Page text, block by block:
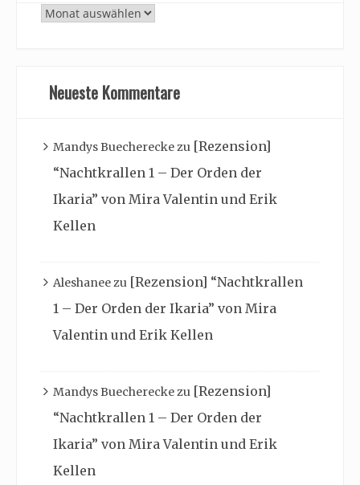
Archiv
Neueste Kommentare
Mandys Buechereckezu [Rezension]
“Nachtkrallen 1 – Der Orden der
Ikaria” von Mira Valentin und Erik
Kellen
Aleshaneezu [Rezension] “Nachtkrallen
1 – Der Orden der Ikaria” von Mira
Valentin und Erik Kellen
Mandys Buechereckezu [Rezension]
“Nachtkrallen 1 – Der Orden der
Ikaria” von Mira Valentin und Erik
Kellen